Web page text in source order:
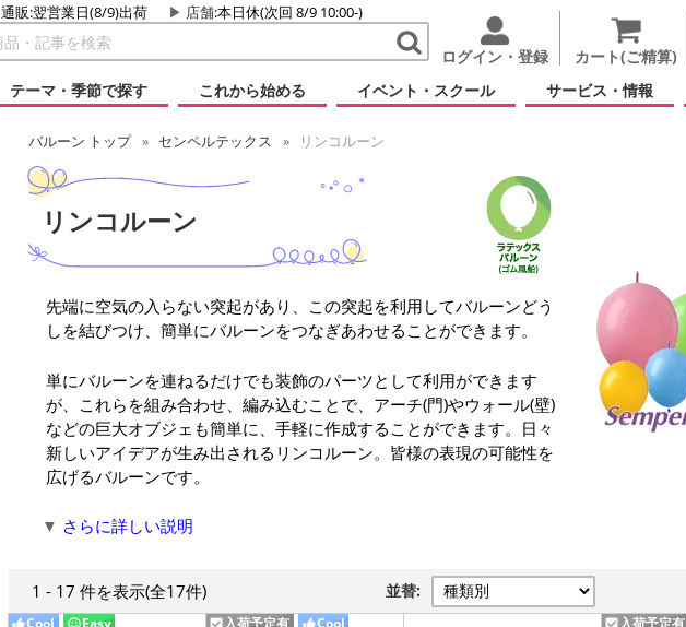
通販:翌営業日(8/9)出荷 店舗:本日休(次回 8/9 10:00-)
ログイン・登録 カート(ご精算)
テーマ・季節で探す
これから始める イベント・スクール サービス・情報
バルーン トップ センペルテックス リンコルーン
リンコルーン
先端に空気の入らない突起があり、この突起を利用してバルーンどう
しを結びつけ、簡単にバルーンをつなぎあわせることができます。
単にバルーンを連ねるだけでも装飾のパーツとして利用ができます
が、これらを組み合わせ、編み込むことで、アーチ(門)やウォール(壁)
などの巨大オブジェも簡単に、手軽に作成することができます。日々
新しいアイデアが生み出されるリンコルーン。皆様の表現の可能性を
広げるバルーンです。
▼ さらに詳しい説明
1 - 17 件を表示(全17件) 並替:
Cool Easy 入荷予定有
Cool
入荷予定有